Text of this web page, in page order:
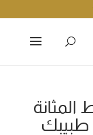
طبيبك